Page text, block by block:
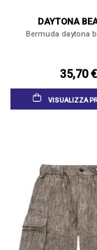
DAYTONA
Bermuda daytona
35,70 €
VISUALIZZA